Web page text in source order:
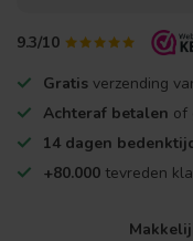
9.3/10
Gratis verzending
Achteraf betalen of
14 dagen
+80.000 tevreden